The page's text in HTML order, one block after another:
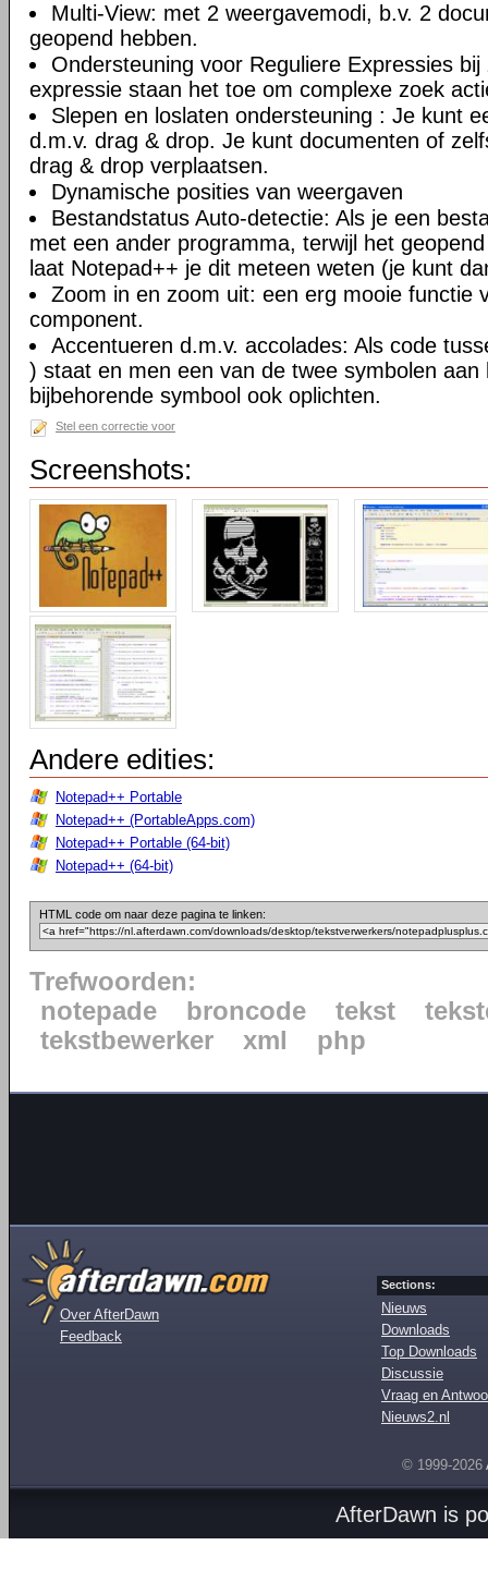
Multi-View: met 2 weergavemodi, b.v. 2
geopend hebben.
Ondersteuning voor Reguliere Expressies
expressie staan het toe om complexe zoek
Slepen en loslaten ondersteuning : Je kunt
d.m.v. drag & drop. Je kunt documenten of
drag & drop verplaatsen.
Dynamische posities van weergaven
Bestandstatus Auto-detectie: Als je een
met een ander programma, terwijl het
laat Notepad++ je dit meteen weten (je kunt
Zoom in en zoom uit: een erg mooie functie
component.
Accentueren d.m.v. accolades: Als code
) staat en men een van de twee symbolen aan
bijbehorende symbool ook oplichten.
Stel een correctie voor
Screenshots:
Andere edities:
Notepad++ Portable
Notepad++ (PortableApps.com)
Notepad++ Portable (64-bit)
Notepad++ (64-bit)
HTML code om naar deze pagina te linken:
Trefwoorden:
notepade
broncode tekst
tekstbewerker
xml php
Over AfterDawn
Feedback
Sections:
Nieuws
Downloads
Top Downloads
Discussie
Vraag en
Nieuws2.nl
© 1999-2026
AfterDawn is